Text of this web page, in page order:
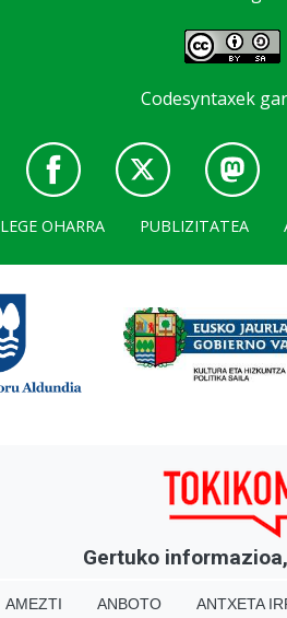
Codesyntaxek
LEGE OHARRA PUBLIZITATEA
Gertuko
AMEZTI ANBOTO ANTXETA